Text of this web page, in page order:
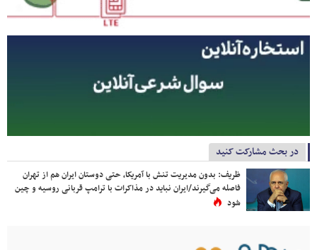
در بحث مشارکت کنید
ظریف: بدون مدیریت تنش با آمریکا، حتی دوستان ایران هم از تهران
فاصله می‌گیرند/ایران نباید در مذاکرات با ترامپ قربانی روسیه و چین
شود